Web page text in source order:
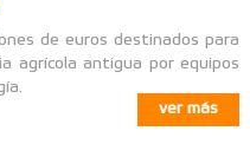
de euros destinados para
agrícola antigua por equipos
ver más